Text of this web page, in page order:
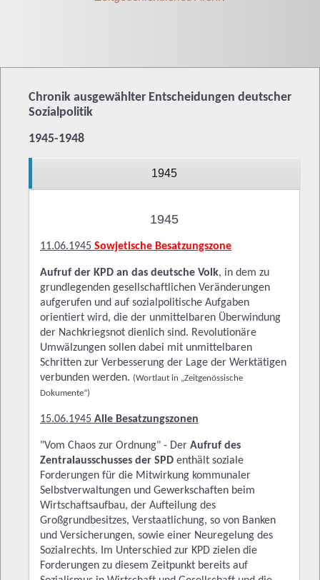
Chronik ausgewählter Entscheidungen deutscher
Sozialpolitik
1945-1948
1945
1945
11.06.1945 Sowjetische Besatzungszone
Aufruf der KPD an das deutsche Volk, in dem zu
grundlegenden gesellschaftlichen Veränderungen
aufgerufen und auf sozialpolitische Aufgaben
orientiert wird, die der unmittelbaren Überwindung
der Nachkriegsnot dienlich sind. Revolutionäre
Umwälzungen sollen dabei mit unmittelbaren
Schritten zur Verbesserung der Lage der Werktätigen
verbunden werden. (Wortlaut in „Zeitgenössische
Dokumente“)
15.06.1945 Alle Besatzungszonen
"Vom Chaos zur Ordnung" - Der Aufruf des
Zentralausschusses der SPD enthält soziale
Forderungen für die Mitwirkung kommunaler
Selbstverwaltungen und Gewerkschaften beim
Wirtschaftsaufbau, der Aufteilung des
Großgrundbesitzes, Verstaatlichung, so von Banken
und Versicherungen, sowie einer Neuregelung des
Sozialrechts. Im Unterschied zur KPD zielen die
Forderungen zu diesem Zeitpunkt bereits auf